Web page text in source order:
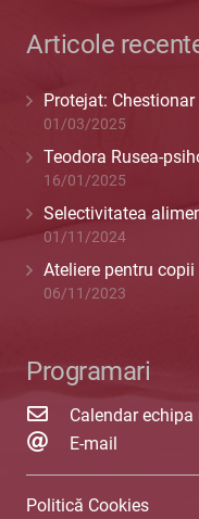
Articole
Protejat: Chestionar
01/03/2025
Teodora Rusea-
16/01/2025
Selectivitatea
01/11/2024
Ateliere pentru
06/11/2023
Programari
Calendar
E-mail
Politică Cookies